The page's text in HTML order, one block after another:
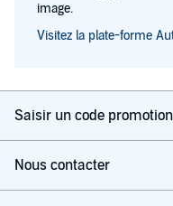
image.
Visitez la plate-forme
Saisir un code
Nous contacter